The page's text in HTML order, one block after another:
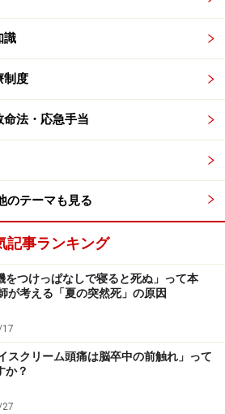
ス、マイコプラズマなど多岐にわ
能です。中でもライノウイルス
の原因の約30～40％を占めるウイ
9月～）と春（3月～5月）に流行
には特効薬がなく、基本的には症
が中心です。ただし、ライノウイ
下をきっかけに細菌感染が併発し
す。また、症状が長引いていたり
合には、単なる風邪ではなく、全
日咳やマイコプラズマ感染症、あ
る可能性も考慮が必要です。
」は、特別な新興感染症が流行し
環境要因とアレルギー、そしてウ
ブルパンチないしトリプルパンチ
考えられます。
識
制度
法・応急手当
のテーマも見る
記事ランキング
をつけっぱなしで寝ると死ぬ」って本
が考える「夏の突然死」の原因
スクリーム頭痛は脳卒中の前触れ」って
か？